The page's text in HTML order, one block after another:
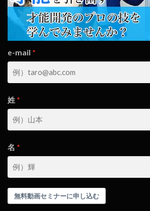
e-mail
姓
名
無料動画セミナーに申し込む